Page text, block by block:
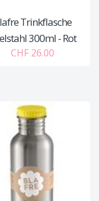
Trinkflasche
300ml - Rot
CHF 26.00